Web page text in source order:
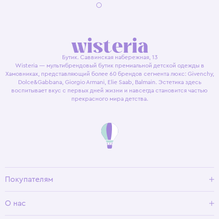
Бутик. Саввинская набережная, 13
Wisteria — мультибрендовый бутик премиальной детской одежды в
Хамовниках, представляющий более 60 брендов сегмента люкс: Givenchy,
Dolce&Gabbana, Giorgio Armani, Elie Saab, Balmain. Эстетика здесь
воспитывает вкус с первых дней жизни и навсегда становится частью
прекрасного мира детства.
Покупателям
Условия возврата
О нас